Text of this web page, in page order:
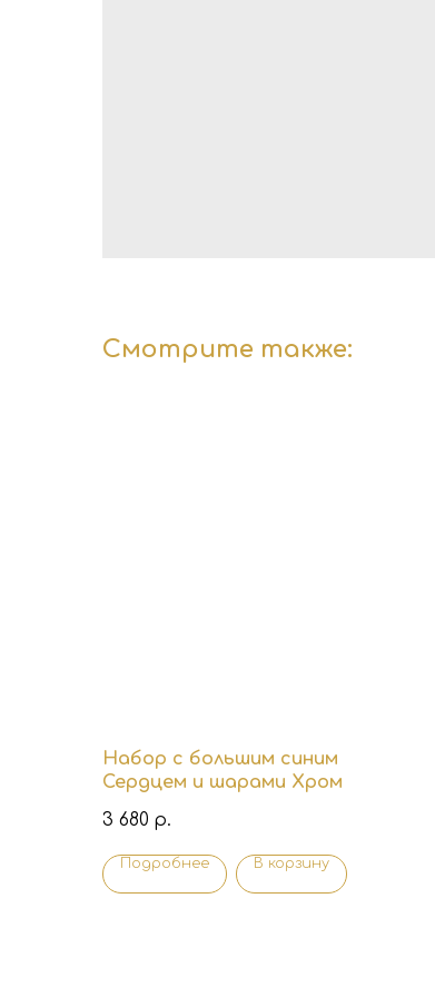
Смотрите также:
Набор с большим синим
Сердцем и шарами Хром
3 680 р.
Подробнее В корзину